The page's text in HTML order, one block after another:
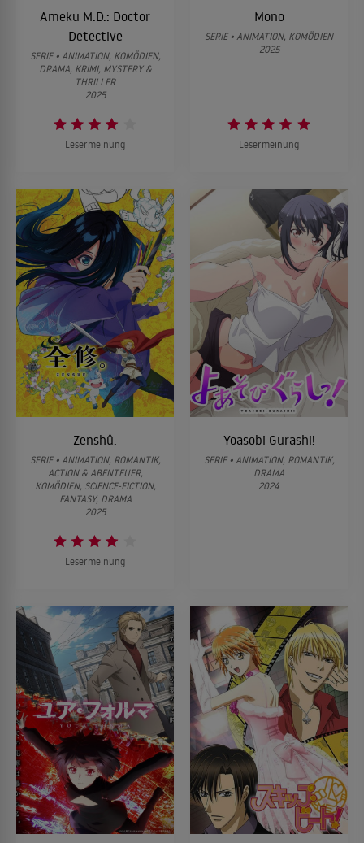
Ameku M.D.: Doctor
Detective
SERIE • ANIMATION, KOMÖDIEN,
DRAMA, KRIMI, MYSTERY &
THRILLER
2025
Lesermeinung
Mono
SERIE • ANIMATION, KOMÖDIEN
2025
Lesermeinung
Zenshû.
SERIE • ANIMATION, ROMANTIK,
ACTION & ABENTEUER,
KOMÖDIEN, SCIENCE-FICTION,
FANTASY, DRAMA
2025
Lesermeinung
Yoasobi Gurashi!
SERIE • ANIMATION, ROMANTIK,
DRAMA
2024